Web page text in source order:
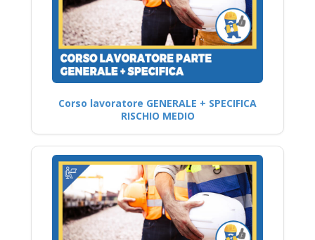
Corso lavoratore GENERALE + SPECIFICA
RISCHIO MEDIO